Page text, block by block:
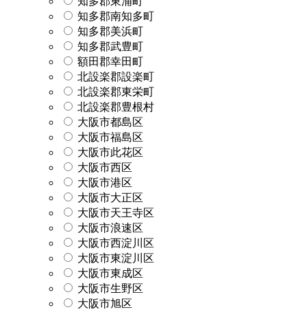
知多郡南知多町
知多郡美浜町
知多郡武豊町
額田郡幸田町
北設楽郡設楽町
北設楽郡東栄町
北設楽郡豊根村
大阪市都島区
大阪市福島区
大阪市此花区
大阪市西区
大阪市港区
大阪市大正区
大阪市天王寺区
大阪市浪速区
大阪市西淀川区
大阪市東淀川区
大阪市東成区
大阪市生野区
大阪市旭区